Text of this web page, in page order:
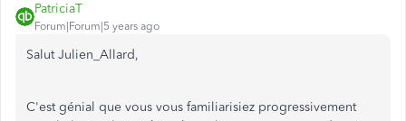
PatriciaT
Forum|Forum|5 years ago
Salut Julien_Allard,
C'est génial que vous vous familiarisiez progressivement